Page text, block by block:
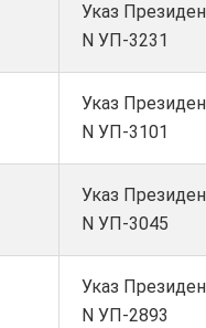
Указ
N УП-3231
Указ
N УП-3101
Указ
N УП-3045
Указ
N УП-2893